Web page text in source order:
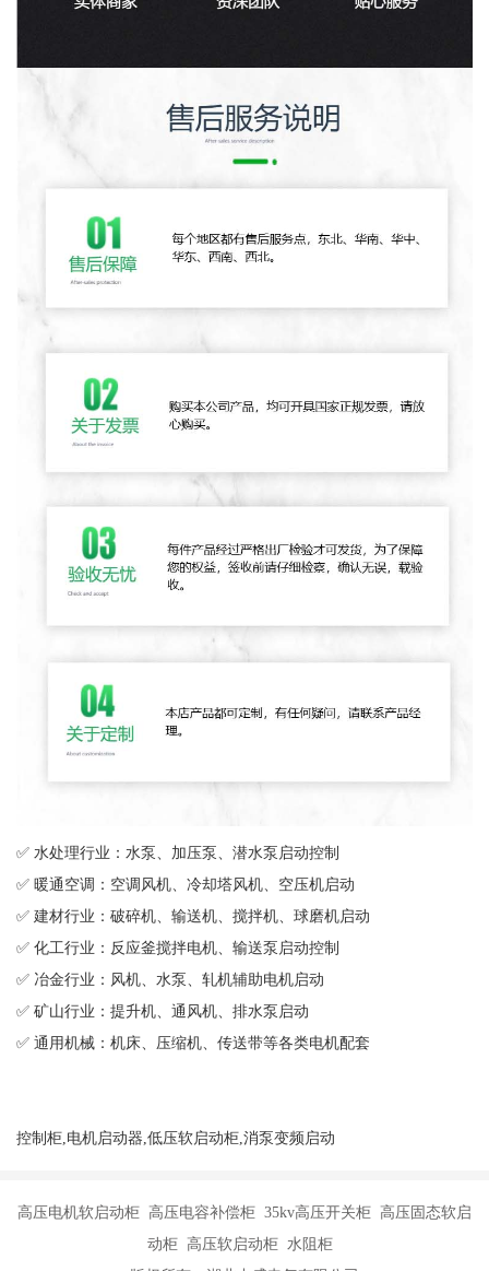
✅ 水处理行业：水泵、加压泵、潜水泵启动控制
✅ 暖通空调：空调风机、冷却塔风机、空压机启动
✅ 建材行业：破碎机、输送机、搅拌机、球磨机启动
✅ 化工行业：反应釜搅拌电机、输送泵启动控制
✅ 冶金行业：风机、水泵、轧机辅助电机启动
✅ 矿山行业：提升机、通风机、排水泵启动
✅ 通用机械：机床、压缩机、传送带等各类电机配套
控制柜,电机启动器,低压软启动柜,消泵变频启动
高压电机软启动柜 高压电容补偿柜 35kv高压开关柜 高压固态软启
动柜 高压软启动柜 水阻柜